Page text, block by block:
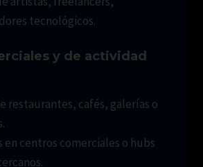
tecnológicos.
y de actividad
restaurantes, cafés, galerías o
en centros comerciales o hubs